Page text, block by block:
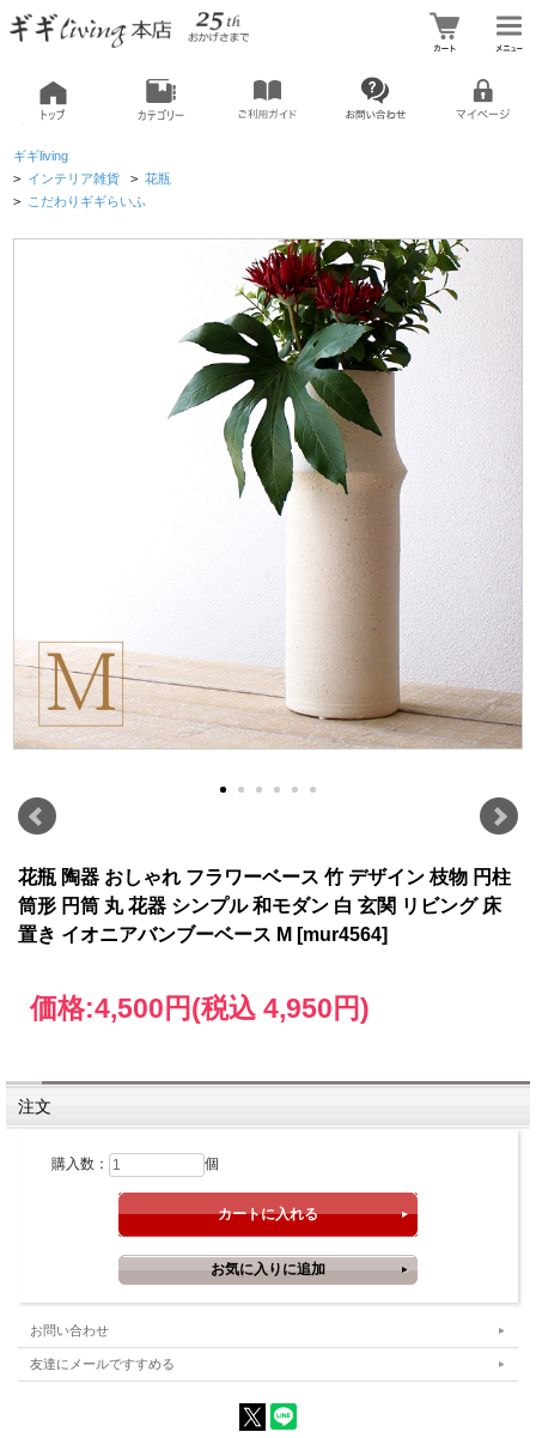
ギギliving
> インテリア雑貨 > 花瓶
> こだわりギギらいふ
花瓶 陶器 おしゃれ フラワーベース 竹 デザイン 枝物 円柱
筒形 円筒 丸 花器 シンプル 和モダン 白 玄関 リビング 床
置き イオニアバンブーベース M [mur4564]
価格:4,500円(税込 4,950円)
注文
購入数： 個
お問い合わせ
友達にメールですすめる